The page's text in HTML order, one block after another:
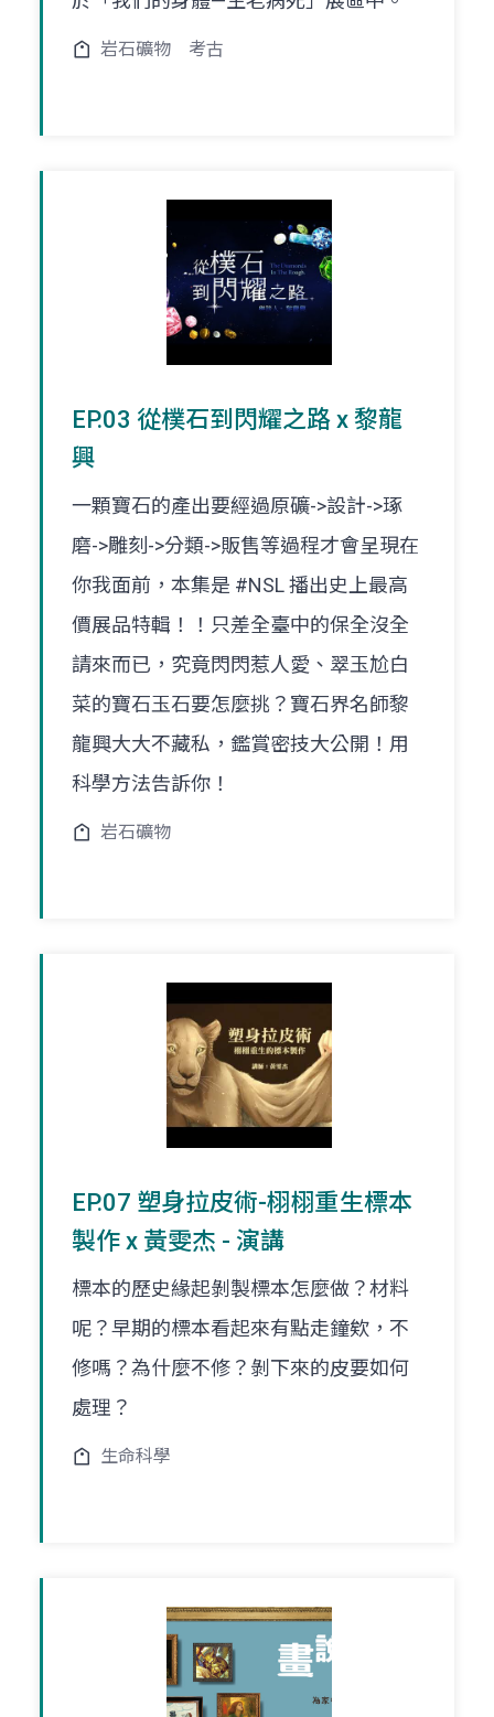
岩石礦物 考古
EP.03 從樸石到閃耀之路 x 黎龍
興
一顆寶石的產出要經過原礦->設計->琢
磨->雕刻->分類->販售等過程才會呈現在
你我面前，本集是 #NSL 播出史上最高
價展品特輯！！只差全臺中的保全沒全
請來而已，究竟閃閃惹人愛、翠玉尬白
菜的寶石玉石要怎麼挑？寶石界名師黎
龍興大大不藏私，鑑賞密技大公開！用
科學方法告訴你！
岩石礦物
EP.07 塑身拉皮術-栩栩重生標本
製作 x 黃雯杰 - 演講
標本的歷史緣起剝製標本怎麼做？材料
呢？早期的標本看起來有點走鐘欸，不
修嗎？為什麼不修？剝下來的皮要如何
處理？
生命科學